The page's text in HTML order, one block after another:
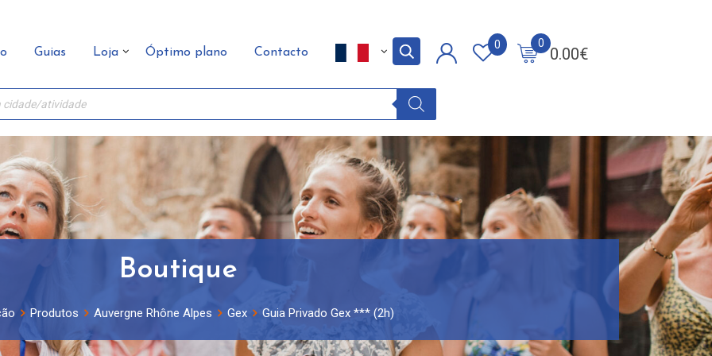
Guias Loja Óptimo plano Contacto 0.00€
0
0
Boutique
Produtos Auvergne Rhône Alpes Gex Guia Privado Gex *** (2h)